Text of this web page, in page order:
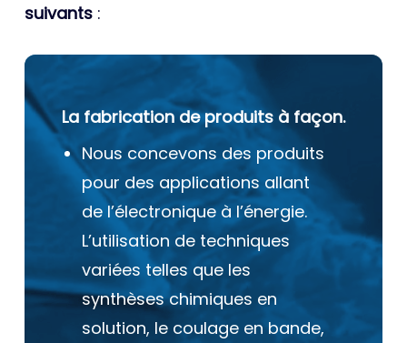
suivants :
La fabrication de produits à façon.
Nous concevons des produits
pour des applications allant
de l’électronique à l’énergie.
L’utilisation de techniques
variées telles que les
synthèses chimiques en
solution, le coulage en bande,